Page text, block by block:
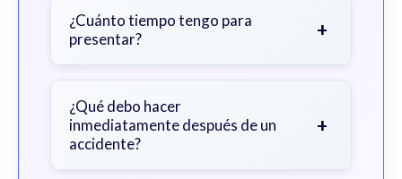
primero con un abogado para evitar
declaraciones que perjudiquen su
¿Cuánto tiempo tengo para
presentar?
+
con excepciones. Consulte para
obtener orientación específica.
¿Qué debo hacer
inmediatamente después de un
accidente?
+